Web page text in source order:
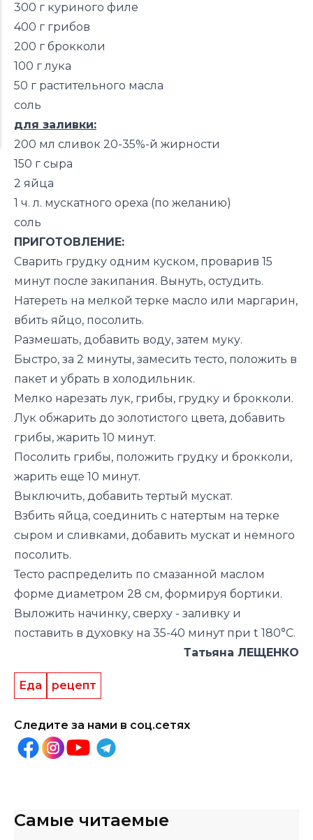
300 г куриного филе
400 г грибов
200 г брокколи
100 г лука
50 г растительного масла
соль
для заливки:
200 мл сливок 20-35%-й жирности
150 г сыра
2 яйца
1 ч. л. мускатного ореха (по желанию)
соль
ПРИГОТОВЛЕНИЕ:
Сварить грудку одним куском, проварив 15
минут после закипания. Вынуть, остудить.
Натереть на мелкой терке масло или маргарин,
вбить яйцо, посолить.
Размешать, добавить воду, затем муку.
Быстро, за 2 минуты, замесить тесто, положить в
пакет и убрать в холодильник.
Мелко нарезать лук, грибы, грудку и брокколи.
Лук обжарить до золотистого цвета, добавить
грибы, жарить 10 минут.
Посолить грибы, положить грудку и брокколи,
жарить еще 10 минут.
Выключить, добавить тертый мускат.
Взбить яйца, соединить с натертым на терке
сыром и сливками, добавить мускат и немного
посолить.
Тесто распределить по смазанной маслом
форме диаметром 28 см, формируя бортики.
Выложить начинку, сверху - заливку и
поставить в духовку на 35-40 минут при t 180°C.
Татьяна ЛЕЩЕНКО
Еда рецепт
Следите за нами в соц.сетях
Самые читаемые